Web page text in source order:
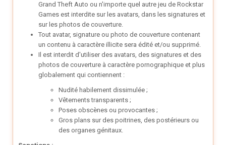
Grand Theft Auto ou n'importe quel autre jeu de Rockstar
Games est interdite sur les avatars, dans les signatures et
sur les photos de couverture.
Tout avatar, signature ou photo de couverture contenant
un contenu à caractère illicite sera édité et/ou supprimé.
Il est interdit d'utiliser des avatars, des signatures et des
photos de couverture à caractère pornographique et plus
globalement qui contiennent :
Nudité habilement dissimulée ;
Vêtements transparents ;
Poses obscènes ou provocantes ;
Gros plans sur des poitrines, des postérieurs ou
des organes génitaux.